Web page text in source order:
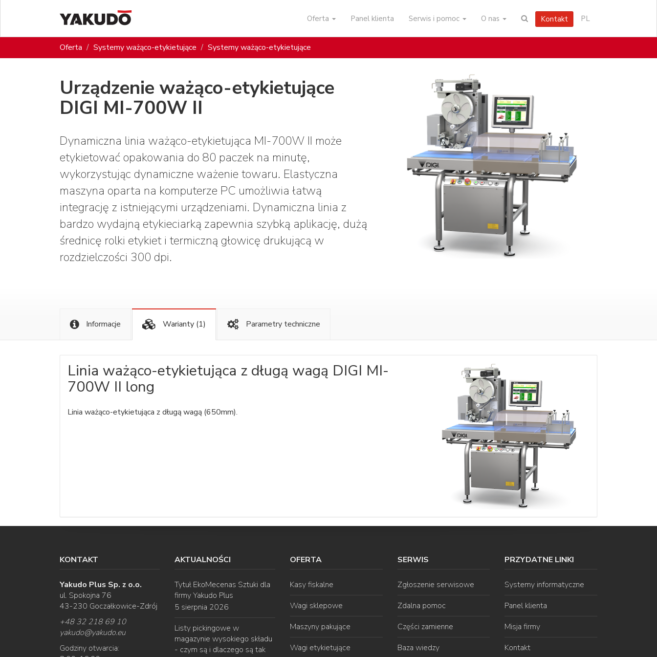
Oferta Panel klienta Serwis i pomoc O nas Kontakt PL
Oferta Systemy ważąco-etykietujące Systemy ważąco-etykietujące
Urządzenie ważąco-etykietujące
DIGI MI-700W II
Dynamiczna linia ważąco-etykietująca MI-700W II może
etykietować opakowania do 80 paczek na minutę,
wykorzystując dynamiczne ważenie towaru. Elastyczna
maszyna oparta na komputerze PC umożliwia łatwą
integrację z istniejącymi urządzeniami. Dynamiczna linia z
bardzo wydajną etykieciarką zapewnia szybką aplikację, dużą
średnicę rolki etykiet i termiczną głowicę drukującą w
rozdzielczości 300 dpi.
Informacje Warianty (1) Parametry techniczne
Linia ważąco-etykietująca z długą wagą DIGI MI-
700W II long
Linia ważąco-etykietująca z długą wagą (650mm).
KONTAKT
Yakudo Plus Sp. z o.o.
ul. Spokojna 76
43-230 Goczałkowice-Zdrój
+48 32 218 69 10
yakudo@yakudo.eu
Godziny otwarcia:
AKTUALNOŚCI
Tytuł EkoMecenas Sztuki dla
firmy Yakudo Plus
5 sierpnia 2026
Listy pickingowe w
magazynie wysokiego składu
- czym są i dlaczego są tak
OFERTA
Kasy fiskalne
Wagi sklepowe
Maszyny pakujące
Wagi etykietujące
SERWIS
Zgłoszenie serwisowe
Zdalna pomoc
Części zamienne
Baza wiedzy
PRZYDATNE LINKI
Systemy informatyczne
Panel klienta
Misja firmy
Kontakt